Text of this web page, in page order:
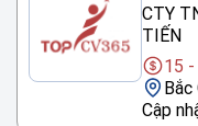
CTY
TIẾN
15
Bắc
Cập